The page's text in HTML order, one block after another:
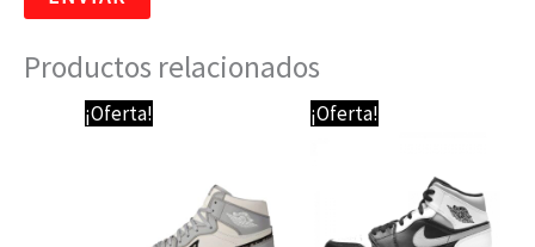
Productos relacionados
¡Oferta!
195,95 €.84,95 €.
¡Oferta!El
precio
139,95 €.
es:
74,95 €.